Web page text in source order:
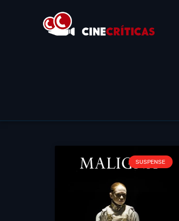
SUSPENSE